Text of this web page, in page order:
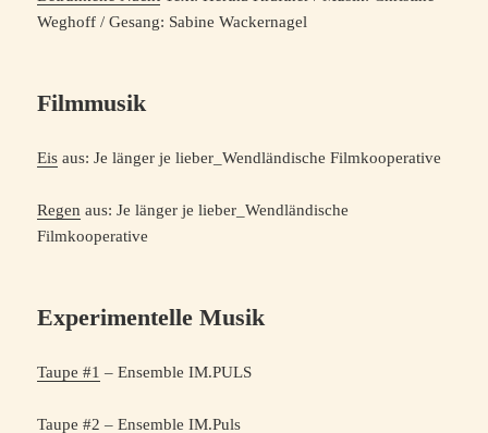
Weghoff / Gesang: Sabine Wackernagel
Filmmusik
Eis aus: Je länger je lieber_Wendländische Filmkooperative
Regen aus: Je länger je lieber_Wendländische
Filmkooperative
Experimentelle Musik
Taupe #1 – Ensemble IM.PULS
Taupe #2 – Ensemble IM.Puls